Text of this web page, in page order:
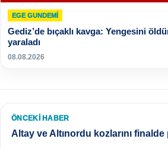
EGE GUNDEMİ
Gediz’de bıçaklı kavga: Yengesini
yaraladı
08.08.2026
ÖNCEKI HABER
Altay ve Altınordu kozlarını finalde